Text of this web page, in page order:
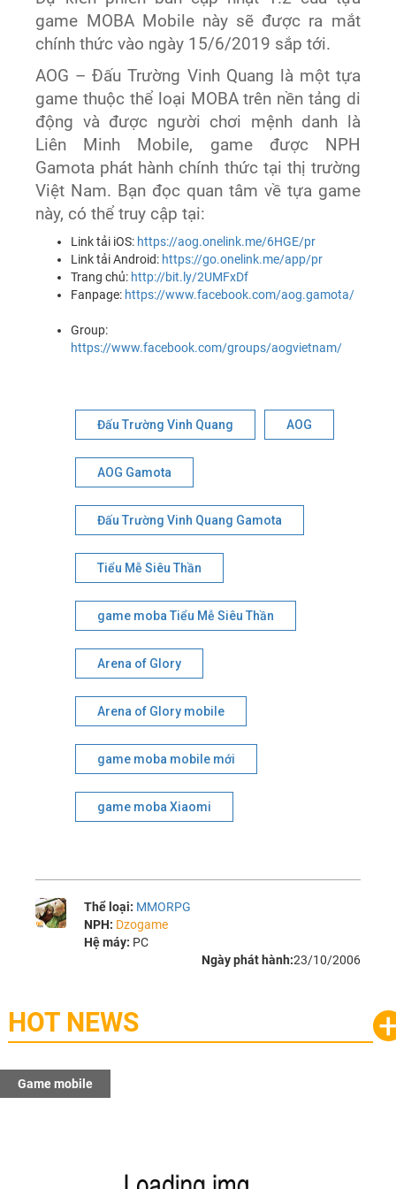
game MOBA Mobile này sẽ được ra mắt
chính thức vào ngày 15/6/2019 sắp tới.
AOG – Đấu Trường Vinh Quang là một tựa
game thuộc thể loại MOBA trên nền tảng di
động và được người chơi mệnh danh là
Liên Minh Mobile, game được NPH
Gamota phát hành chính thức tại thị trường
Việt Nam. Bạn đọc quan tâm về tựa game
này, có thể truy cập tại:
Link tải iOS: https://aog.onelink.me/6HGE/pr
Link tải Android: https://go.onelink.me/app/pr
Trang chủ: http://bit.ly/2UMFxDf
Fanpage: https://www.facebook.com/aog.gamota/
Group:
https://www.facebook.com/groups/aogvietnam/
Đấu Trường Vinh Quang AOG
AOG Gamota
Đấu Trường Vinh Quang Gamota
Tiểu Mễ Siêu Thần
game moba Tiểu Mễ Siêu Thần
Arena of Glory
Arena of Glory mobile
game moba mobile mới
game moba Xiaomi
Thể loại: MMORPG
NPH: Dzogame
Hệ máy: PC
Ngày phát hành:23/10/2006
HOT NEWS
Game mobile